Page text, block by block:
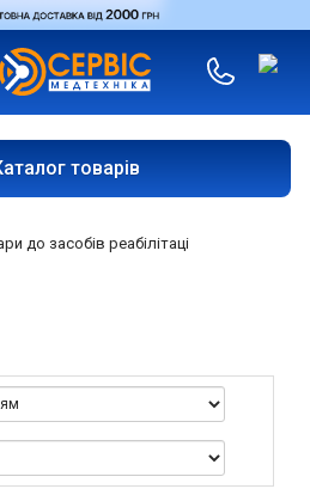
Увійти
товарів
до засобів реабілітаці